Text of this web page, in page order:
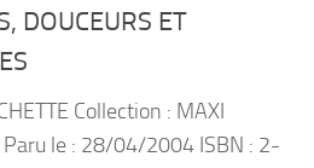
DOUCEURS ET
Collection : MAXI
Paru le : 28/04/2004 ISBN : 2-